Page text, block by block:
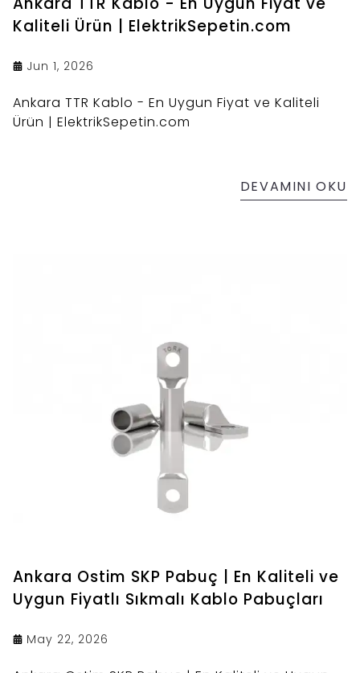
Kaliteli Ürün | ElektrikSepetin.com
Jun 1, 2026
Ankara TTR Kablo - En Uygun Fiyat ve Kaliteli
Ürün | ElektrikSepetin.com
DEVAMINI OKU
Ankara Ostim SKP Pabuç | En Kaliteli ve
Uygun Fiyatlı Sıkmalı Kablo Pabuçları
May 22, 2026